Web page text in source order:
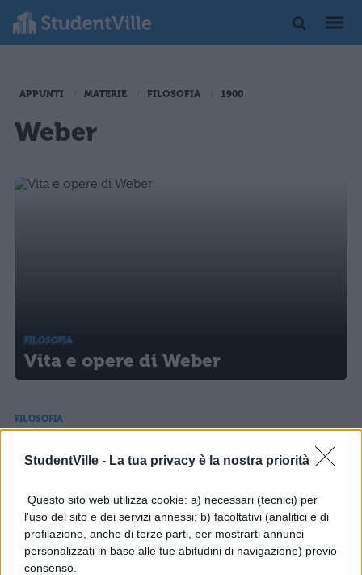
StudentVille - La tua privacy è la nostra priorità
Questo sito web utilizza cookie: a) necessari (tecnici) per
l'uso del sito e dei servizi annessi; b) facoltativi (analitici e di
profilazione, anche di terze parti, per mostrarti annunci
personalizzati in base alle tue abitudini di navigazione) previo
consenso.
APPUNTI MATERIE FILOSOFIA 1900
Weber
FILOSOFIA
Vita e opere di Weber
FILOSOFIA
Le scienze storico-sociali